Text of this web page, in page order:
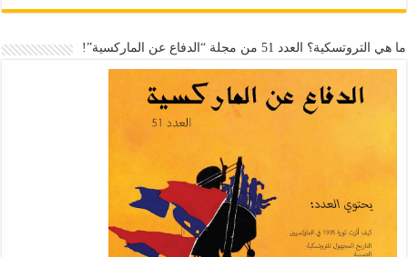
ما هي التروتسكية؟ العدد 51 من مجلة “الدفاع عن الماركسية”!